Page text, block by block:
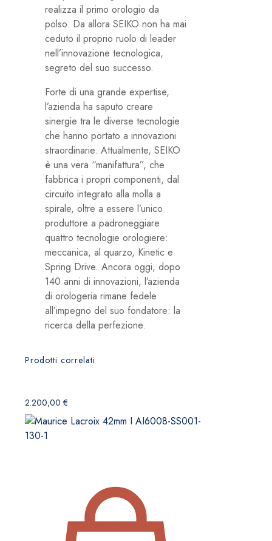
realizza il primo orologio da
polso. Da allora SEIKO non ha mai
ceduto il proprio ruolo di leader
nell’innovazione tecnologica,
segreto del suo successo.
Forte di una grande expertise,
l’azienda ha saputo creare
sinergie tra le diverse tecnologie
che hanno portato a innovazioni
straordinarie. Attualmente, SEIKO
è una vera “manifattura”, che
fabbrica i propri componenti, dal
circuito integrato alla molla a
spirale, oltre a essere l’unico
produttore a padroneggiare
quattro tecnologie orologiere:
meccanica, al quarzo, Kinetic e
Spring Drive. Ancora oggi, dopo
140 anni di innovazioni, l’azienda
di orologeria rimane fedele
all’impegno del suo fondatore: la
ricerca della perfezione.
Prodotti correlati
2.200,00 €